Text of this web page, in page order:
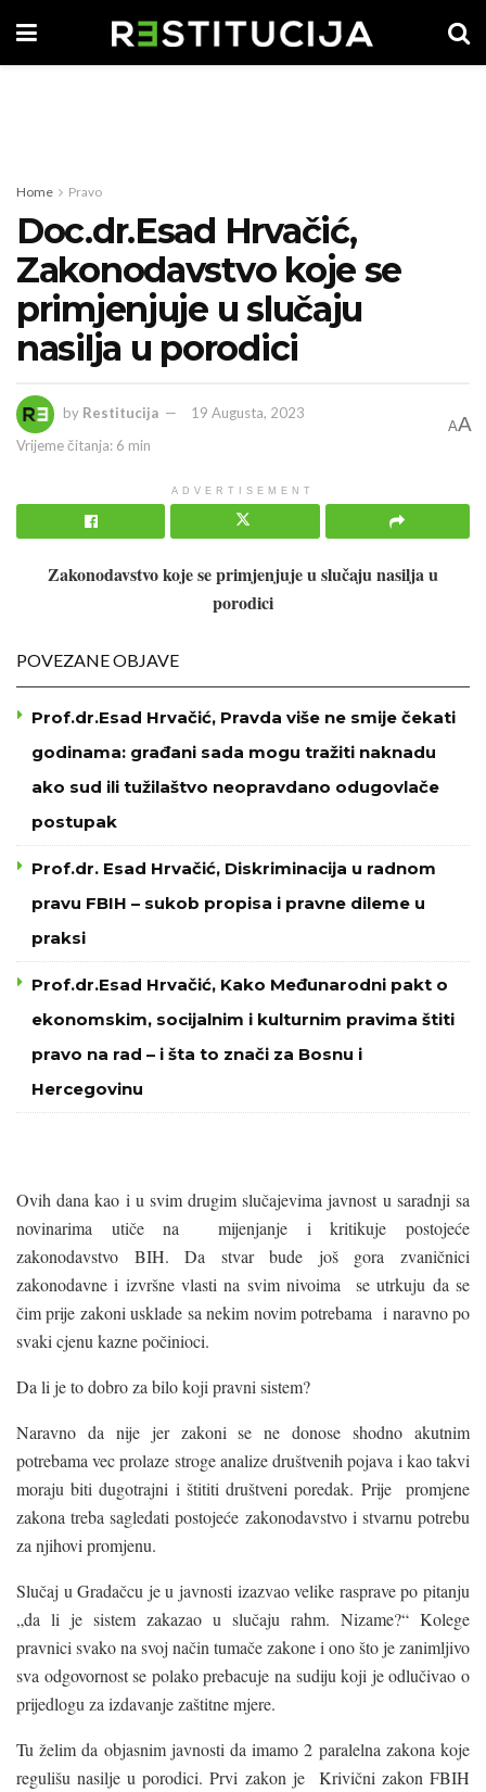
Home Pravo
Doc.dr.Esad Hrvačić,
Zakonodavstvo koje se
primjenjuje u slučaju
nasilja u porodici
by Restitucija
19 Augusta, 2023
Vrijeme čitanja: 6 min
AA
ADVERTISEMENT
Zakonodavstvo koje se primjenjuje u slučaju nasilja u
porodici
POVEZANE OBJAVE
Prof.dr.Esad Hrvačić, Pravda više ne smije čekati
godinama: građani sada mogu tražiti naknadu
ako sud ili tužilaštvo neopravdano odugovlače
postupak
Prof.dr. Esad Hrvačić, Diskriminacija u radnom
pravu FBIH – sukob propisa i pravne dileme u
praksi
Prof.dr.Esad Hrvačić, Kako Međunarodni pakt o
ekonomskim, socijalnim i kulturnim pravima štiti
pravo na rad – i šta to znači za Bosnu i
Hercegovinu
Ovih dana kao i u svim drugim slučajevima javnost u saradnji sa
novinarima utiče na mijenjanje i kritikuje postojeće
zakonodavstvo BIH. Da stvar bude još gora zvaničnici
zakonodavne i izvršne vlasti na svim nivoima se utrkuju da se
čim prije zakoni usklade sa nekim novim potrebama i naravno po
svaki cjenu kazne počinioci.
Da li je to dobro za bilo koji pravni sistem?
Naravno da nije jer zakoni se ne donose shodno akutnim
potrebama vec prolaze stroge analize društvenih pojava i kao takvi
moraju biti dugotrajni i štititi društveni poredak. Prije promjene
zakona treba sagledati postojeće zakonodavstvo i stvarnu potrebu
za njihovi promjenu.
Slučaj u Gradačcu je u javnosti izazvao velike rasprave po pitanju
„da li je sistem zakazao u slučaju rahm. Nizame?“ Kolege
pravnici svako na svoj način tumače zakone i ono što je zanimljivo
sva odgovornost se polako prebacuje na sudiju koji je odlučivao o
prijedlogu za izdavanje zaštitne mjere.
Tu želim da objasnim javnosti da imamo 2 paralelna zakona koje
regulišu nasilje u porodici. Prvi zakon je Krivični zakon FBIH